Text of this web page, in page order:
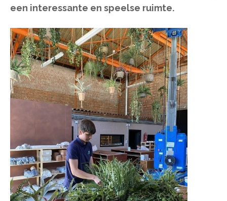
een interessante en speelse ruimte.